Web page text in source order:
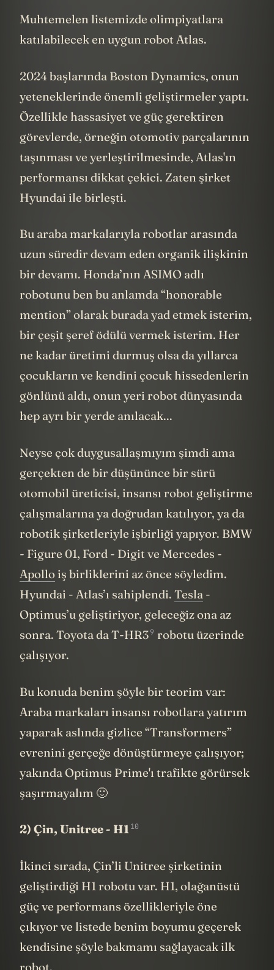
Muhtemelen listemizde olimpiyatlara
2024 başlarında Boston Dynamics, onun
yeteneklerinde önemli geliştirmeler yaptı.
Özellikle hassasiyet ve güç gerektiren
görevlerde, örneğin otomotiv parçalarının
taşınması ve yerleştirilmesinde, Atlas'ın
performansı dikkat çekici. Zaten şirket
Bu araba markalarıyla robotlar arasında
uzun süredir devam eden organik ilişkinin
bir devamı. Honda’nın ASIMO adlı
robotunu ben bu anlamda “honorable
mention” olarak burada yad etmek isterim,
bir çeşit şeref ödülü vermek isterim. Her
ne kadar üretimi durmuş olsa da yıllarca
çocukların ve kendini çocuk hissedenlerin
gönlünü aldı, onun yeri robot dünyasında
Neyse çok duygusallaşmıyım şimdi ama
gerçekten de bir düşününce bir sürü
otomobil üreticisi, insansı robot geliştirme
çalışmalarına ya doğrudan katılıyor, ya da
robotik şirketleriyle işbirliği yapıyor. BMW
- Figure 01, Ford - Digit ve Mercedes -
Apolloiş birliklerini az önce söyledim.
Hyundai - Atlas’ı sahiplendi.Tesla-
Optimus’u geliştiriyor, geleceğiz ona az
sonra. Toyota da
Bu konuda benim şöyle bir teorim var:
Araba markaları insansı robotlara yatırım
yaparak aslında gizlice “Transformers”
evrenini gerçeğe dönüştürmeye çalışıyor;
yakında Optimus Prime'ı trafikte görürsek
İkinci sırada, Çin’li Unitree şirketinin
geliştirdiği H1 robotu var. H1, olağanüstü
güç ve performans özellikleriyle öne
çıkıyor ve listede benim boyumu geçerek
kendisine şöyle bakmamı sağlayacak ilk